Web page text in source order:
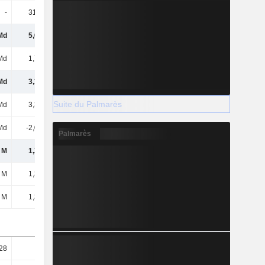
- 31,39 M
5,07 Md
1,74 Md
3,33 Md
3,33 Md 3,35 Md
-2,01 Md -1,99 Md
1,32 Md
1,32 Md
1,32 Md
Suite du Palmarès
Palmarès